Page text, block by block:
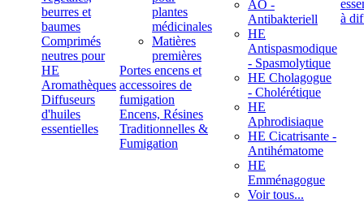
beurres et
baumes
Comprimés
neutres pour
HE
Aromathèques
Diffuseurs
d'huiles
essentielles
plantes
médicinales
Matières
premières
Portes encens et
accessoires de
fumigation
Encens, Résines
Traditionnelles &
Fumigation
ÄÖ -
Antibakteriell
HE
Antispasmodique
- Spasmolytique
HE Cholagogue
- Cholérétique
HE
Aphrodisiaque
HE Cicatrisante -
Antihématome
HE
Emménagogue
Voir tous...